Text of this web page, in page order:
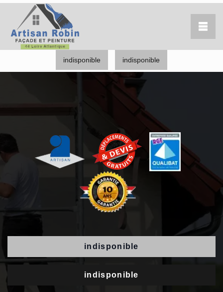
indisponible indisponible
indisponible
indisponible